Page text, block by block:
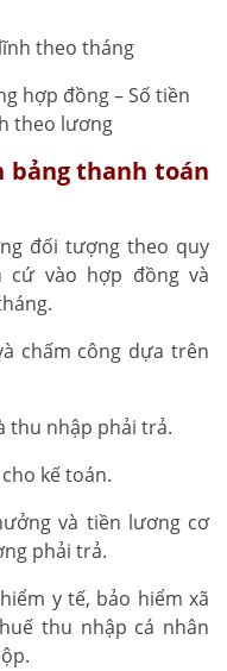
theo tháng
hợp đồng – Số tiền
theo lương
bảng thanh toán
đối tượng theo quy
cứ vào hợp đồng và
chấm công dựa trên
thu nhập phải trả.
kế toán.
và tiền lương cơ
phải trả.
y tế, bảo hiểm xã
thu nhập cá nhân